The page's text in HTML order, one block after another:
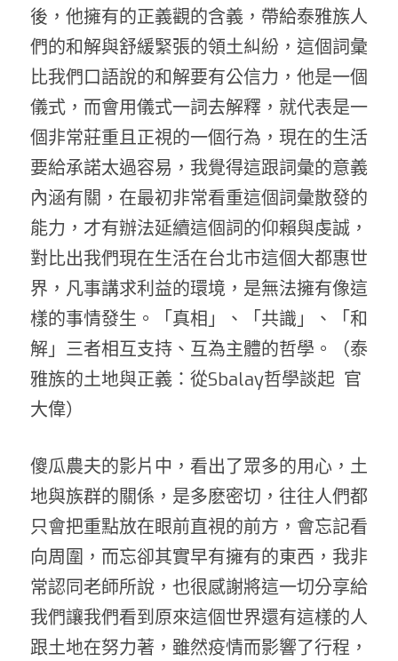
後，他擁有的正義觀的含義，帶給泰雅族人
們的和解與舒緩緊張的領土糾紛，這個詞彙
比我們口語說的和解要有公信力，他是一個
儀式，而會用儀式一詞去解釋，就代表是一
個非常莊重且正視的一個行為，現在的生活
要給承諾太過容易，我覺得這跟詞彙的意義
內涵有關，在最初非常看重這個詞彙散發的
能力，才有辦法延續這個詞的仰賴與虔誠，
對比出我們現在生活在台北市這個大都惠世
界，凡事講求利益的環境，是無法擁有像這
樣的事情發生。「真相」、「共識」、「和
解」三者相互支持、互為主體的哲學。（泰
雅族的土地與正義：從Sbalay哲學談起 官
大偉）
傻瓜農夫的影片中，看出了眾多的用心，土
地與族群的關係，是多麽密切，往往人們都
只會把重點放在眼前直視的前方，會忘記看
向周圍，而忘卻其實早有擁有的東西，我非
常認同老師所說，也很感謝將這一切分享給
我們讓我們看到原來這個世界還有這樣的人
跟土地在努力著，雖然疫情而影響了行程，